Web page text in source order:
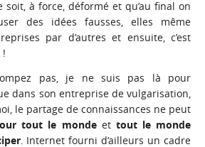
soit, à force, déformé et qu’au final on
des idées fausses, elles même
par d’autres et ensuite, c’est
!
pas, je ne suis pas là pour
dans son entreprise de vulgarisation,
le partage de connaissances ne peut
tout le mondeettout le monde
. Internet fourni d’ailleurs un cadre